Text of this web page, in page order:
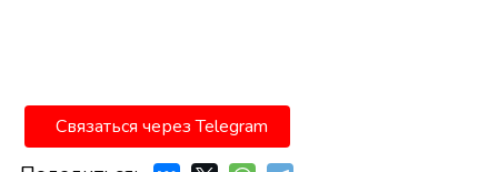
Связаться через Telegram